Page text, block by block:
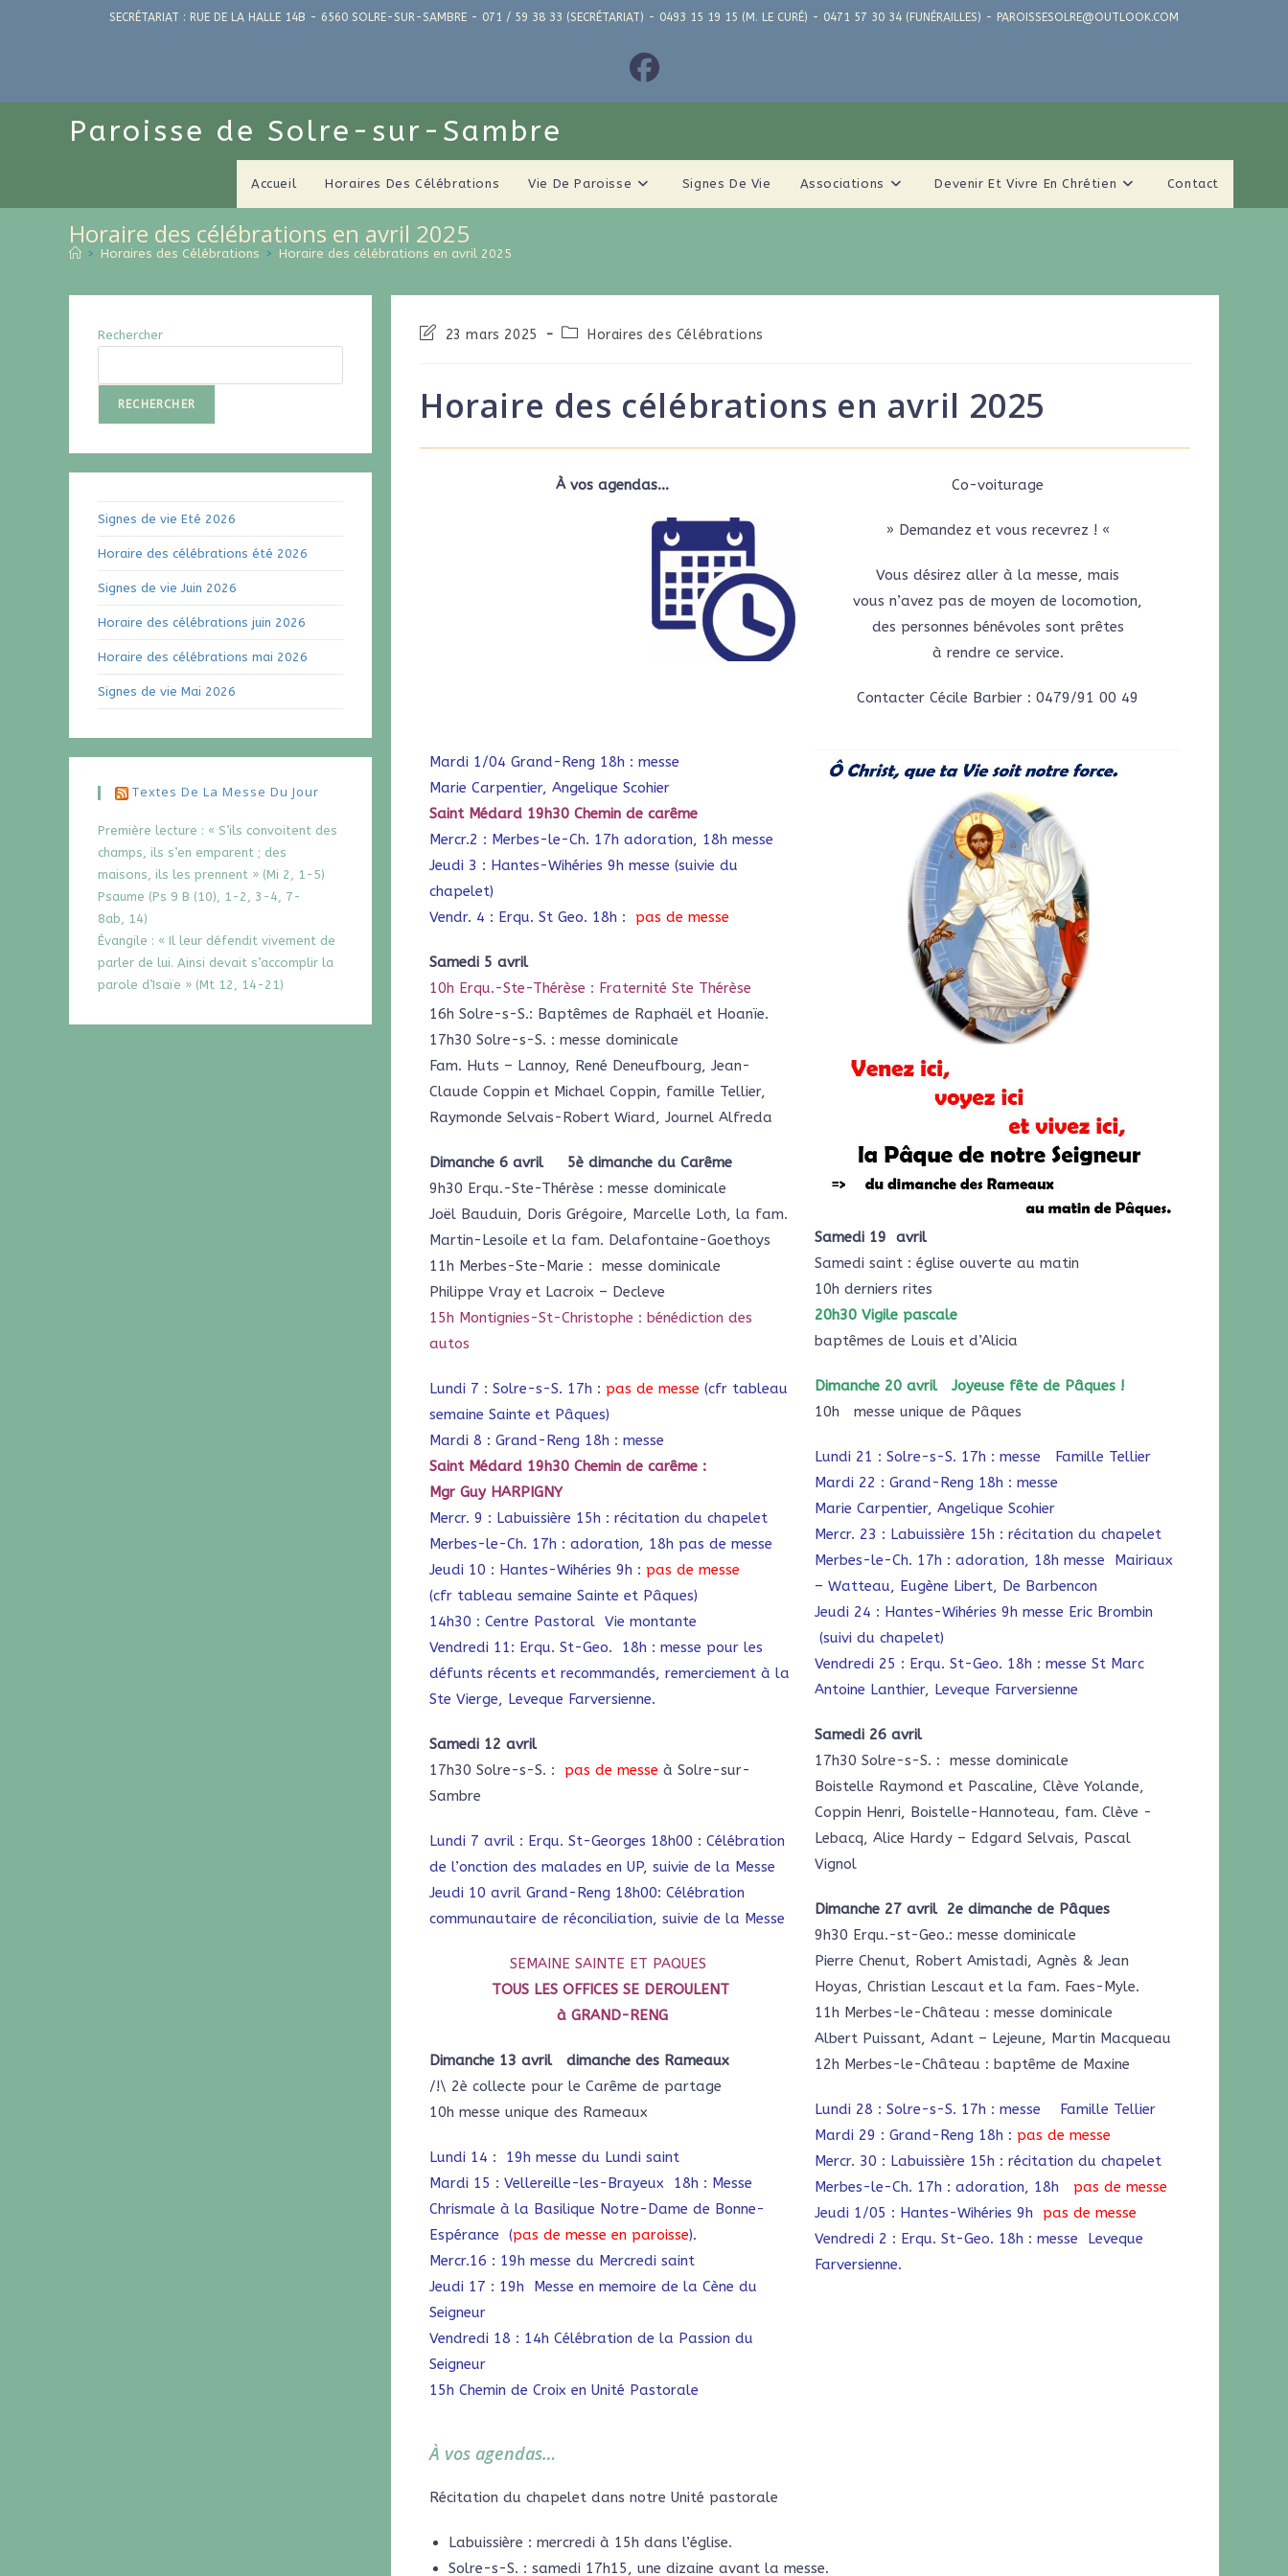
SECRÉTARIAT : RUE DE LA HALLE 14B - 6560 SOLRE-SUR-SAMBRE - 071 / 59 38 33 (SECRÉTARIAT) - 0493 15 19 15 (M. LE CURÉ) - 0471 57 30 34 (FUNÉRAILLES) - PAROISSESOLRE@OUTLOOK.COM
Paroisse de Solre-sur-Sambre
Accueil Horaires Des Célébrations Vie De Paroisse Signes De Vie Associations Devenir Et Vivre En Chrétien Contact
Horaire des célébrations en avril 2025
> Horaires des Célébrations > Horaire des célébrations en avril 2025
23 mars 2025 Horaires des Célébrations
Horaire des célébrations en avril 2025
À vos agendas… Co-voiturage
» Demandez et vous recevrez ! «
Vous désirez aller à la messe, mais
vous n’avez pas de moyen de locomotion,
des personnes bénévoles sont prêtes
à rendre ce service.
Contacter Cécile Barbier : 0479/91 00 49
Mardi 1/04 Grand-Reng 18h : messe
Marie Carpentier, Angelique Scohier
Saint Médard 19h30 Chemin de carême
Mercr.2 : Merbes-le-Ch. 17h adoration, 18h messe
Jeudi 3 : Hantes-Wihéries 9h messe (suivie du
chapelet)
Vendr. 4 : Erqu. St Geo. 18h : pas de messe
Samedi 5 avril
10h Erqu.-Ste-Thérèse : Fraternité Ste Thérèse
16h Solre-s-S.: Baptêmes de Raphaël et Hoanïe.
17h30 Solre-s-S. : messe dominicale
Fam. Huts – Lannoy, René Deneufbourg, Jean-
Claude Coppin et Michael Coppin, famille Tellier,
Raymonde Selvais-Robert Wiard, Journel Alfreda
Dimanche 6 avril 5è dimanche du Carême
9h30 Erqu.-Ste-Thérèse : messe dominicale
Joël Bauduin, Doris Grégoire, Marcelle Loth, la fam.
Martin-Lesoile et la fam. Delafontaine-Goethoys
11h Merbes-Ste-Marie : messe dominicale
Philippe Vray et Lacroix – Decleve
15h Montignies-St-Christophe : bénédiction des
autos
Lundi 7 : Solre-s-S. 17h : pas de messe (cfr tableau
semaine Sainte et Pâques)
Mardi 8 : Grand-Reng 18h : messe
Saint Médard 19h30 Chemin de carême :
Mgr Guy HARPIGNY
Mercr. 9 : Labuissière 15h : récitation du chapelet
Merbes-le-Ch. 17h : adoration, 18h pas de messe
Jeudi 10 : Hantes-Wihéries 9h : pas de messe
(cfr tableau semaine Sainte et Pâques)
14h30 : Centre Pastoral Vie montante
Vendredi 11: Erqu. St-Geo. 18h : messe pour les
défunts récents et recommandés, remerciement à la
Ste Vierge, Leveque Farversienne.
Samedi 12 avril
17h30 Solre-s-S. :
pas de messe à Solre-sur-
Sambre
Lundi 7 avril : Erqu. St-Georges 18h00 : Célébration
de l’onction des malades en UP, suivie de la Messe
Jeudi 10 avril Grand-Reng 18h00: Célébration
communautaire de réconciliation, suivie de la Messe
SEMAINE SAINTE ET PAQUES
TOUS LES OFFICES SE DEROULENT
à GRAND-RENG
Dimanche 13 avril dimanche des Rameaux
/!\ 2è collecte pour le Carême de partage
10h messe unique des Rameaux
Lundi 14 : 19h messe du Lundi saint
Mardi 15 : Vellereille-les-Brayeux 18h : Messe
Chrismale à la Basilique Notre-Dame de Bonne-
Espérance (pas de messe en paroisse).
Mercr.16 : 19h messe du Mercredi saint
Jeudi 17 : 19h Messe en memoire de la Cène du
Seigneur
Vendredi 18 : 14h Célébration de la Passion du
Seigneur
15h Chemin de Croix en Unité Pastorale
Samedi 19 avril
Samedi saint : église ouverte au matin
10h derniers rites
20h30 Vigile pascale
baptêmes de Louis et d’Alicia
Dimanche 20 avril Joyeuse fête de Pâques !
10h messe unique de Pâques
Lundi 21 : Solre-s-S. 17h : messe Famille Tellier
Mardi 22 : Grand-Reng 18h : messe
Marie Carpentier, Angelique Scohier
Mercr. 23 : Labuissière 15h : récitation du chapelet
Merbes-le-Ch. 17h : adoration, 18h messe Mairiaux
– Watteau, Eugène Libert, De Barbencon
Jeudi 24 : Hantes-Wihéries 9h messe Eric Brombin
(suivi du chapelet)
Vendredi 25 : Erqu. St-Geo. 18h : messe St Marc
Antoine Lanthier, Leveque Farversienne
Samedi 26 avril
17h30 Solre-s-S. : messe dominicale
Boistelle Raymond et Pascaline, Clève Yolande,
Coppin Henri, Boistelle-Hannoteau, fam. Clève -
Lebacq, Alice Hardy – Edgard Selvais, Pascal
Vignol
Dimanche 27 avril 2e dimanche de Pâques
9h30 Erqu.-st-Geo.: messe dominicale
Pierre Chenut, Robert Amistadi, Agnès & Jean
Hoyas, Christian Lescaut et la fam. Faes-Myle.
11h Merbes-le-Château : messe dominicale
Albert Puissant, Adant – Lejeune, Martin Macqueau
12h Merbes-le-Château : baptême de Maxine
Lundi 28 : Solre-s-S. 17h : messe Famille Tellier
Mardi 29 : Grand-Reng 18h : pas de messe
Mercr. 30 : Labuissière 15h : récitation du chapelet
Merbes-le-Ch. 17h : adoration, 18h pas de messe
Jeudi 1/05 : Hantes-Wihéries 9h pas de messe
Vendredi 2 : Erqu. St-Geo. 18h : messe Leveque
Farversienne.
À vos agendas…
Récitation du chapelet dans notre Unité pastorale
Labuissière : mercredi à 15h dans l’église.
Solre-s-S. : samedi 17h15, une dizaine avant la messe.
Rechercher
RECHERCHER
Signes de vie Eté 2026
Horaire des célébrations été 2026
Signes de vie Juin 2026
Horaire des célébrations juin 2026
Horaire des célébrations mai 2026
Signes de vie Mai 2026
Textes De La Messe Du Jour
Première lecture : « S’ils convoitent des
champs, ils s’en emparent ; des
maisons, ils les prennent » (Mi 2, 1-5)
Psaume (Ps 9 B (10), 1-2, 3-4, 7-
8ab, 14)
Évangile : « Il leur défendit vivement de
parler de lui. Ainsi devait s’accomplir la
parole d’Isaïe » (Mt 12, 14-21)